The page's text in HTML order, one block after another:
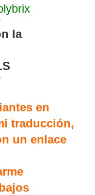
la
en
traducción,
un enlace